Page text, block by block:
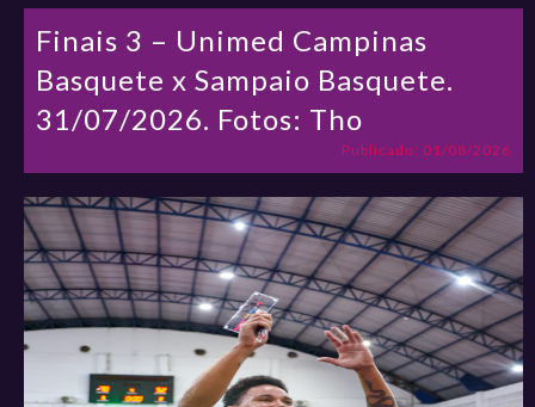
Finais 3 – Unimed Campinas
Basquete x Sampaio Basquete.
31/07/2026. Fotos: Tho
Publicado: 01/08/2026